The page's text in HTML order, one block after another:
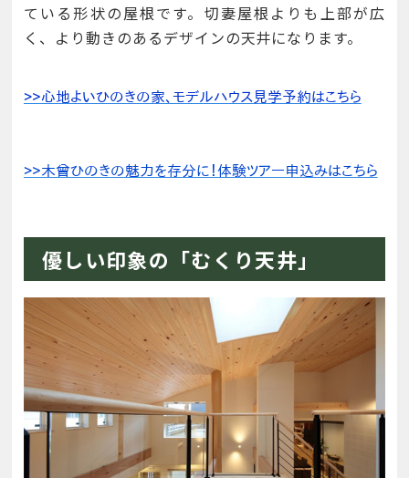
ている形状の屋根です。切妻屋根よりも上部が広
く、より動きのあるデザインの天井になります。
優しい印象の「むくり天井」